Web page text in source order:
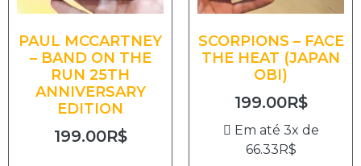
PAUL MCCARTNEY
– BAND ON THE
RUN 25TH
ANNIVERSARY
EDITION
199.00R$
SCORPIONS – FACE
THE HEAT (JAPAN
OBI)
199.00R$
Em até 3x de
66.33R$